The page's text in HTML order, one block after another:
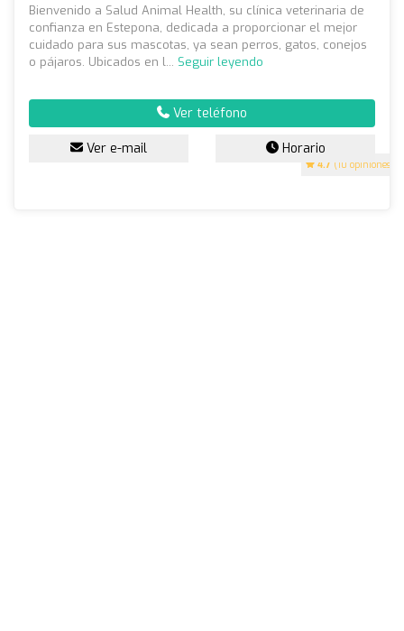
4.7 (10 opiniones)
Bienvenido a Salud Animal Health, su clínica veterinaria de
confianza en Estepona, dedicada a proporcionar el mejor
cuidado para sus mascotas, ya sean perros, gatos, conejos
o pájaros. Ubicados en l... Seguir leyendo
Ver teléfono
Ver e-mail Horario